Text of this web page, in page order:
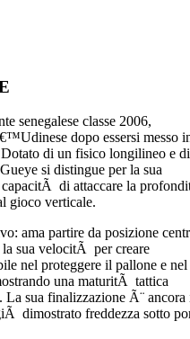
senegalese classe 2006,
dopo essersi messo
di un fisico longilineo e di
si distingue per la sua
di attaccare la
gioco verticale.
ama partire da posizione
sua velocitÃ per creare
nel proteggere il pallone e nel
una maturitÃ tattica
La sua finalizzazione Ã¨ ancora
dimostrato freddezza sotto